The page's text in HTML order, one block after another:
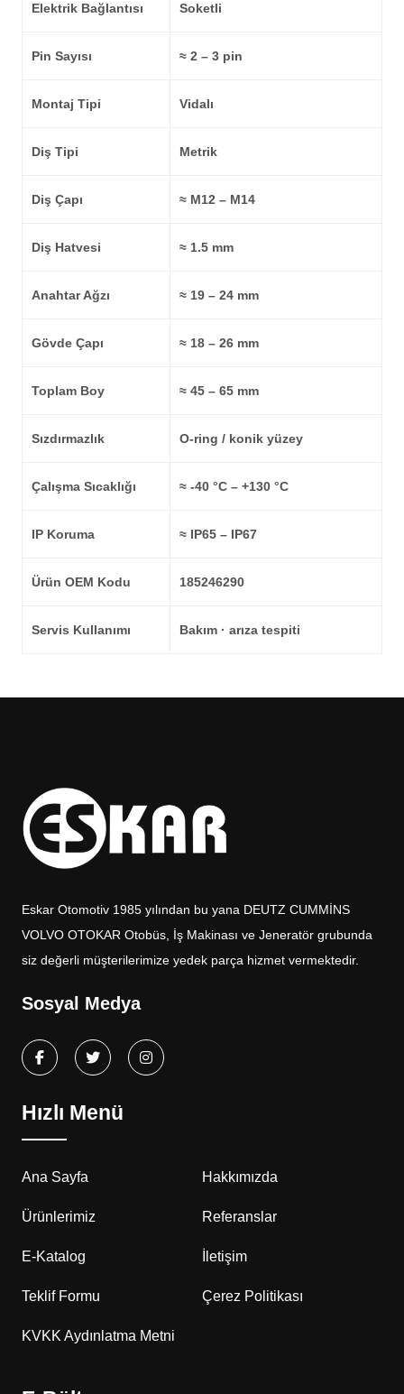
Elektrik Bağlantısı Soketli
Pin Sayısı ≈ 2 – 3 pin
Montaj Tipi Vidalı
Diş Tipi Metrik
Diş Çapı ≈ M12 – M14
Diş Hatvesi ≈ 1.5 mm
Anahtar Ağzı ≈ 19 – 24 mm
Gövde Çapı ≈ 18 – 26 mm
Toplam Boy ≈ 45 – 65 mm
Sızdırmazlık O-ring / konik yüzey
Çalışma Sıcaklığı ≈ -40 °C – +130 °C
IP Koruma ≈ IP65 – IP67
Ürün OEM Kodu 185246290
Servis Kullanımı Bakım · arıza tespiti
Eskar Otomotiv 1985 yılından bu yana DEUTZ CUMMİNS
VOLVO OTOKAR Otobüs, İş Makinası ve Jeneratör grubunda
siz değerli müşterilerimize yedek parça hizmet vermektedir.
Sosyal Medya
Hızlı Menü
Ana Sayfa Hakkımızda
Ürünlerimiz Referanslar
E-Katalog İletişim
Teklif Formu Çerez Politikası
KVKK Aydınlatma Metni